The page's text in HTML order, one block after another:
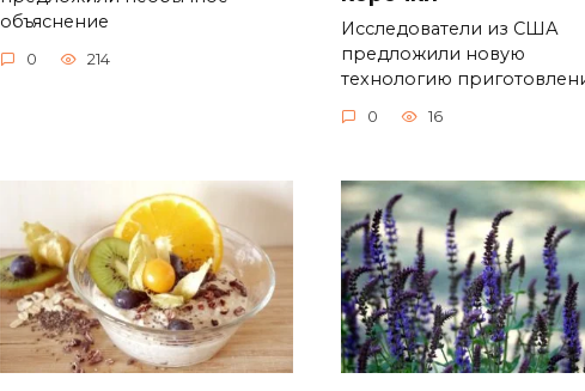
объяснение
0 214
Исследователи из США
предложили новую
технологию
0 16